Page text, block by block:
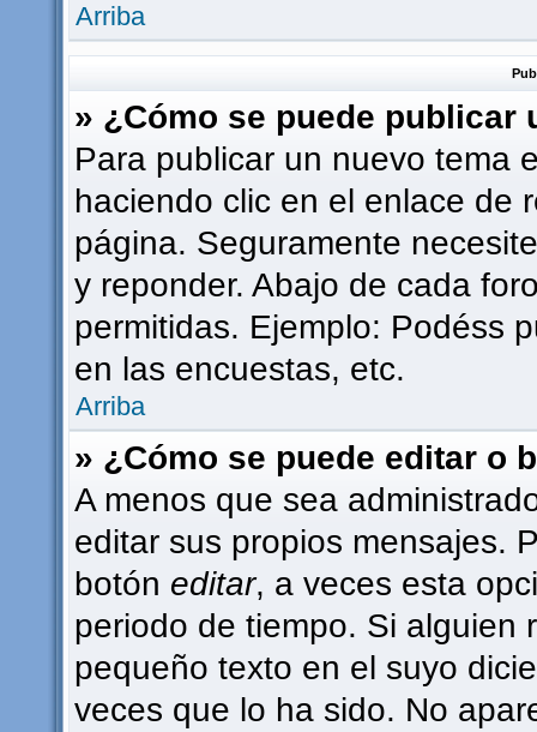
Arriba
» ¿Cómo se puede publicar
Para publicar un nuevo tema
haciendo clic en el enlace de
página. Seguramente
y reponder. Abajo de cada
permitidas. Ejemplo: Podéss
en las encuestas, etc.
Arriba
» ¿Cómo se puede editar o
A menos que sea
editar sus propios mensajes.
botón editar, a veces esta
periodo de tiempo. Si alguien
pequeño texto en el suyo
veces que lo ha sido. No